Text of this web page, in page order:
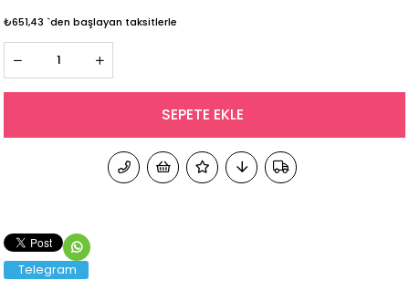
₺651,43 `den başlayan taksitlerle
Telegram